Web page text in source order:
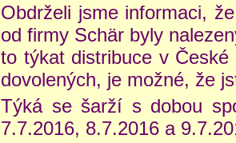
Obdrželi jsme informaci,
od firmy Schär byly
to týkat distribuce v
dovolených, je možné, že
Týká se šarží s dobou
7.7.2016, 8.7.2016 a